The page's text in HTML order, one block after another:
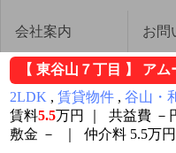
会社案内 お問
【 東谷山７丁目 】 ア
2LDK ,賃貸物件 ,谷山・
賃料5.5万円 ｜共益費 －
敷金 － ｜仲介料 5.5万